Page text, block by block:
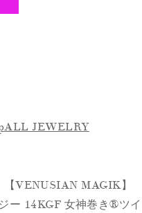
ALL JEWELRY
【VENUSIAN MAGIK】
ー 14KGF 女神巻き®︎ツイ